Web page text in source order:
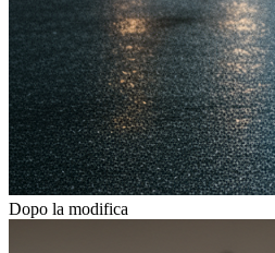
Dopo la modifica